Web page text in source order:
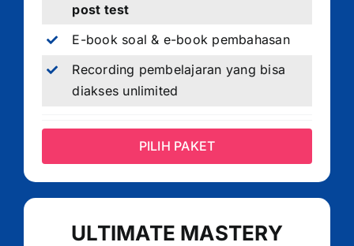
post test
E-book soal & e-book pembahasan
Recording pembelajaran yang bisa
diakses unlimited
PILIH PAKET
ULTIMATE MASTERY